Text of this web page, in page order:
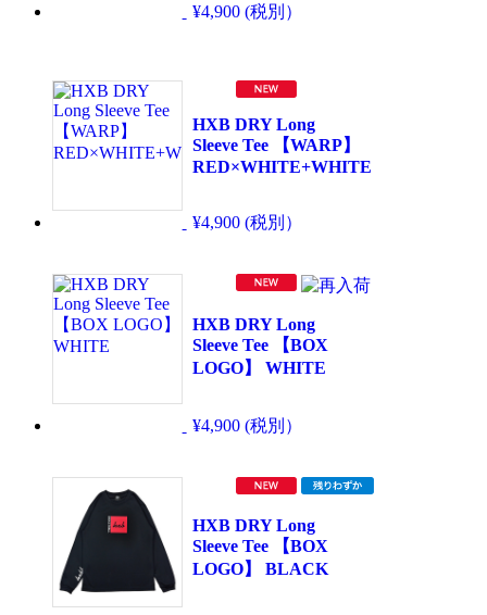
¥4,900 (税別）
HXB DRY Long
Sleeve Tee 【WARP】
RED×WHITE+WHITE
¥4,900 (税別）
HXB DRY Long
Sleeve Tee 【BOX
LOGO】 WHITE
¥4,900 (税別）
HXB DRY Long
Sleeve Tee 【BOX
LOGO】 BLACK